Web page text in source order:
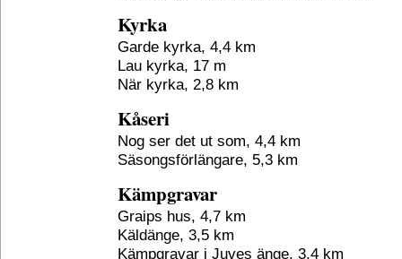
Kyrka
Garde kyrka, 4,4 km
Lau kyrka, 17 m
När kyrka, 2,8 km
Kåseri
Nog ser det ut som, 4,4 km
Säsongsförlängare, 5,3 km
Kämpgravar
Graips hus, 4,7 km
Käldänge, 3,5 km
Kämpgravar i Juves änge, 3,4 km